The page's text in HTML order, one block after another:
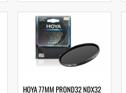
HOYA 77MM PROND32 NDX32